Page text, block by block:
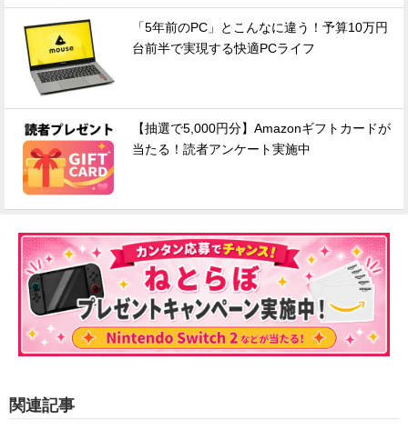
「5年前のPC」とこんなに違う！予算10万円
台前半で実現する快適PCライフ
【抽選で5,000円分】Amazonギフトカードが
当たる！読者アンケート実施中
関連記事